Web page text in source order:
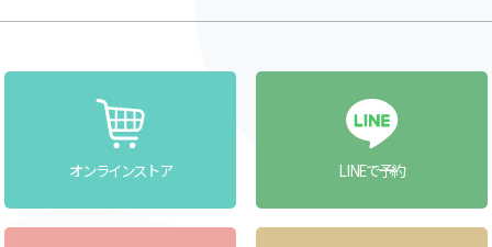
オンラインストア LINEで予約